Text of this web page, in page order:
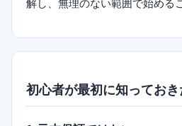
解し、無理のない範囲で始める
初心者が最初に知っておき